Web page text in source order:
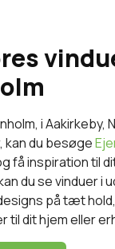
i Aakirkeby,
du besøge
få inspiration til
du se vinduer i
på tæt
til dit hjem eller